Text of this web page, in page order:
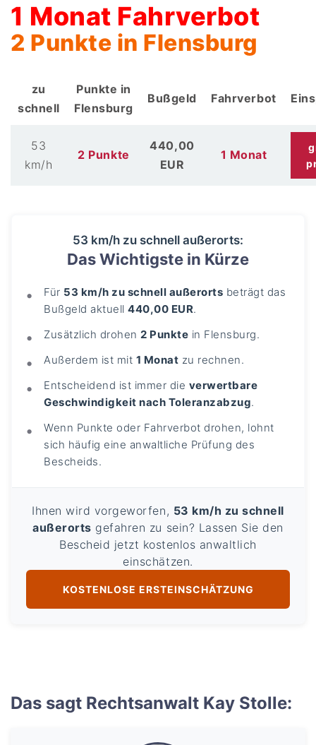
1 Monat Fahrverbot
2 Punkte in Flensburg
zu
schnell
Punkte in
Flensburg
Bußgeld Fahrverbot
53
km/h
2 Punkte
440,00
EUR
1 Monat
53 km/h zu schnell außerorts:
Das Wichtigste in Kürze
Für 53 km/h zu schnell außerorts beträgt das
Bußgeld aktuell440,00 EUR.
Zusätzlich drohen2 Punkte in Flensburg.
Außerdem ist mit 1 Monat zu rechnen.
Entscheidend ist immer die verwertbare
Geschwindigkeit nach Toleranzabzug.
Wenn Punkte oder Fahrverbot drohen, lohnt
sich häufig eine anwaltliche Prüfung des
Bescheids.
Ihnen wird vorgeworfen, 53 km/h zu schnell
außerorts gefahren zu sein? Lassen Sie den
Bescheid jetzt kostenlos anwaltlich
einschätzen.
KOSTENLOSE ERSTEINSCHÄTZUNG
Das sagt Rechtsanwalt Kay Stolle: